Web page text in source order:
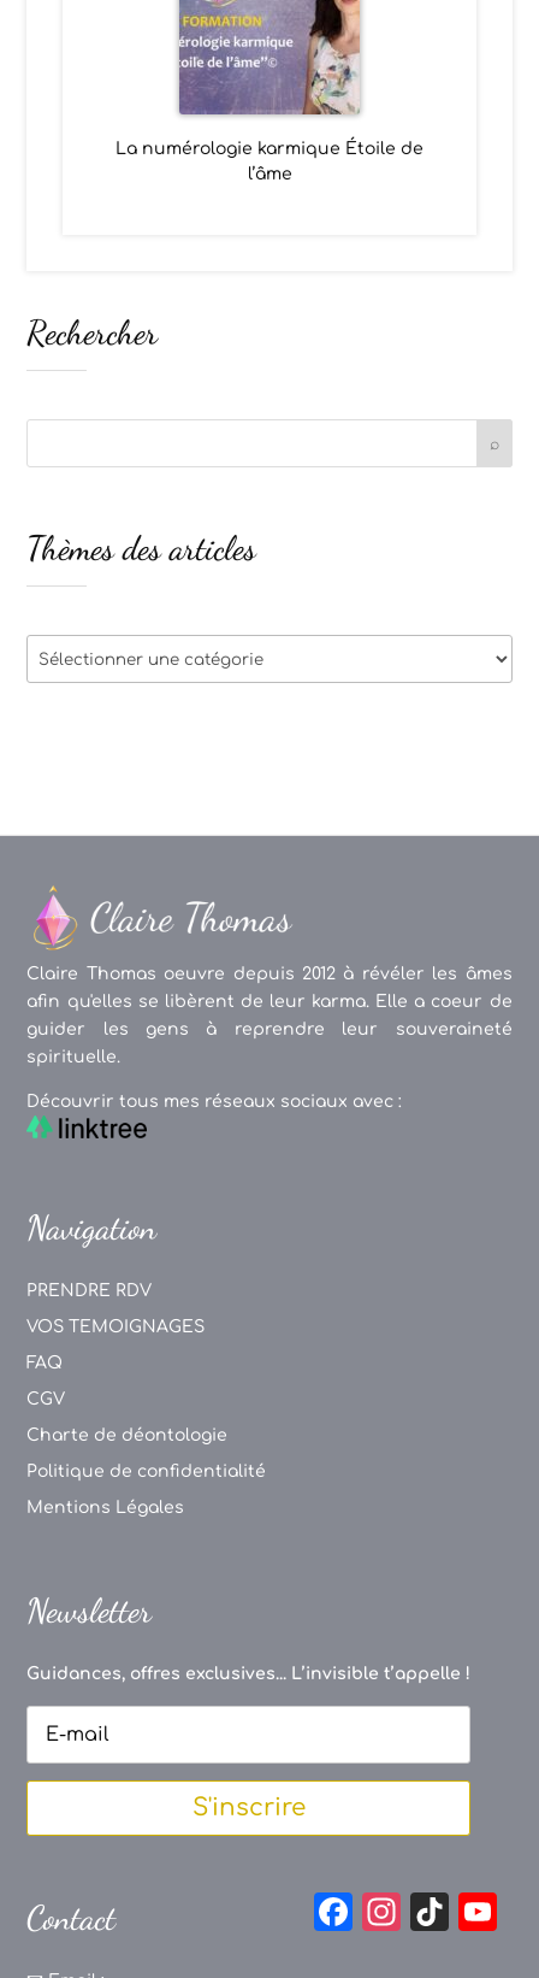
La numérologie karmique Étoile de
l’âme
Rechercher
Thèmes des articles
Thèmes
des
Claire Thomas oeuvre depuis 2012 à révéler les âmes
afin qu'elles se libèrent de leur karma. Elle a coeur de
guider les gens à reprendre leur souveraineté
spirituelle.
Découvrir tous mes réseaux sociaux avec :
Navigation
PRENDRE RDV
VOS TEMOIGNAGES
FAQ
CGV
Charte de déontologie
Politique de confidentialité
Mentions Légales
Newsletter
Guidances, offres exclusives... L’invisible t’appelle !
S'inscrire
Contact
F
In Ti